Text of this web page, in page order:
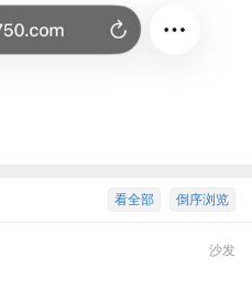
倒序浏览
看全部
沙发